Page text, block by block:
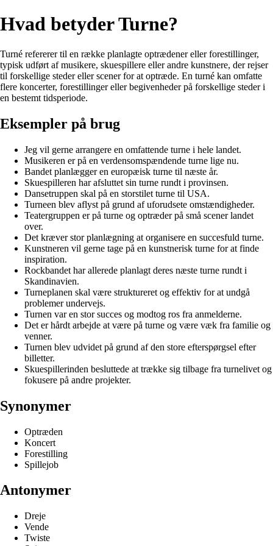
Hvad betyder Turne?
Turné refererer til en række planlagte optrædener eller forestillinger,
typisk udført af musikere, skuespillere eller andre kunstnere, der rejser
til forskellige steder eller scener for at optræde. En turné kan omfatte
flere koncerter, forestillinger eller begivenheder på forskellige steder i
en bestemt tidsperiode.
Eksempler på brug
Jeg vil gerne arrangere en omfattende turne i hele landet.
Musikeren er på en verdensomspændende turne lige nu.
Bandet planlægger en europæisk turne til næste år.
Skuespilleren har afsluttet sin turne rundt i provinsen.
Dansetruppen skal på en storstilet turne til USA.
Turneen blev aflyst på grund af uforudsete omstændigheder.
Teatergruppen er på turne og optræder på små scener landet
over.
Det kræver stor planlægning at organisere en succesfuld turne.
Kunstneren vil gerne tage på en kunstnerisk turne for at finde
inspiration.
Rockbandet har allerede planlagt deres næste turne rundt i
Skandinavien.
Turneplanen skal være struktureret og effektiv for at undgå
problemer undervejs.
Turnen var en stor succes og modtog ros fra anmelderne.
Det er hårdt arbejde at være på turne og være væk fra familie og
venner.
Turnen blev udvidet på grund af den store efterspørgsel efter
billetter.
Skuespillerinden besluttede at trække sig tilbage fra turnelivet og
fokusere på andre projekter.
Synonymer
Optræden
Koncert
Forestilling
Spillejob
Antonymer
Dreje
Vende
Twiste